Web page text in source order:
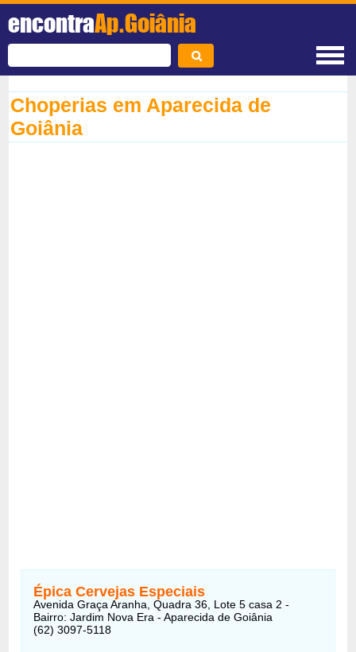
encontraAp.Goiânia
Choperias em Aparecida de
Goiânia
Épica Cervejas Especiais
Avenida Graça Aranha, Quadra 36, Lote 5 casa 2 -
Bairro: Jardim Nova Era - Aparecida de Goiânia
(62) 3097-5118